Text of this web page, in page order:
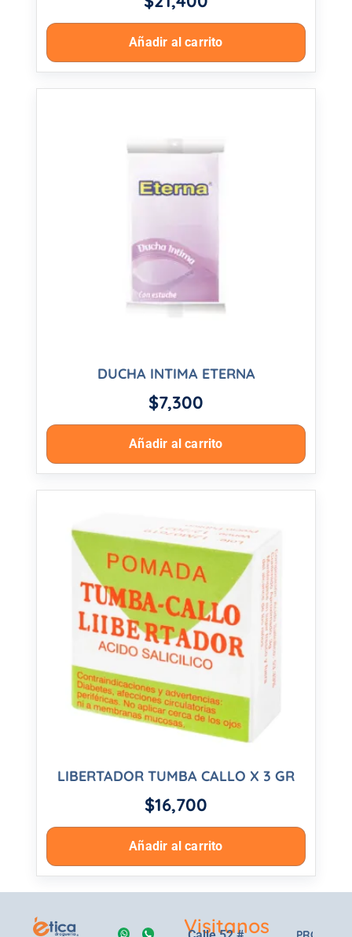
Añadir al carrito
DUCHA INTIMA ETERNA
$7,300
Añadir al carrito
LIBERTADOR TUMBA CALLO X 3 GR
$16,700
Añadir al carrito
Visitanos